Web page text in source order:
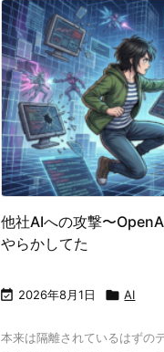
他社AIへの攻撃〜
やらかしてた
 2026年8月1日  AI
本来は隔離されているはずの‌